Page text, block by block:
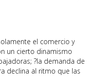
el comercio y
un cierto dinamismo
?la demanda de
declina al ritmo que las